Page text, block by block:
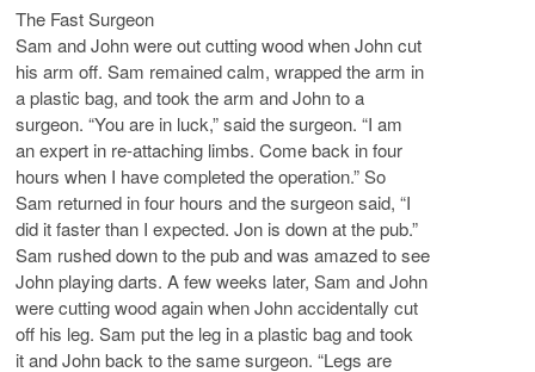
The Fast Surgeon
Sam and John were out cutting wood when John cut
his arm off. Sam remained calm, wrapped the arm in
a plastic bag, and took the arm and John to a
surgeon. “You are in luck,” said the surgeon. “I am
an expert in re-attaching limbs. Come back in four
hours when I have completed the operation.” So
Sam returned in four hours and the surgeon said, “I
did it faster than I expected. Jon is down at the pub.”
Sam rushed down to the pub and was amazed to see
John playing darts. A few weeks later, Sam and John
were cutting wood again when John accidentally cut
off his leg. Sam put the leg in a plastic bag and took
it and John back to the same surgeon. “Legs are